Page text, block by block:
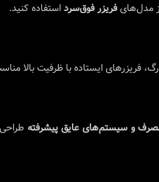
مدل‌هایفریزر فوق‌سرداستفاده کنید.
ایستاده با ظرفیت بالا
و سیستم‌های عایق پیشرفته